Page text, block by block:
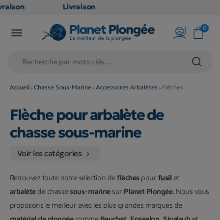
Livraison
en point
79€
(hors
long et
volumineux
: non
éligibles)
 0
Accueil Chasse Sous-Marine Accessoires Arbalètes Flèches
Flèche pour arbalète de
chasse sous-marine
Voir les catégories 
Retrouvez toute notre sélection deflèchespour fusil et
arbalètede chasse sous-marinesur Planet Plongée. Nous vous
proposons le meilleur avec les plus grandes marques de